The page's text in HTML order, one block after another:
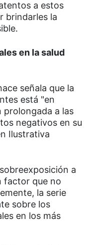
a estos
brindarles la
en la salud
señala que la
está "en
prolongada a las
negativos en su
Ilustrativa
a
factor que no
la serie
sobre los
en los más